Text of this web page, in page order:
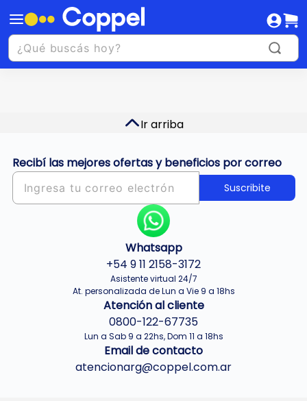
Ir arriba
Recibí las mejores ofertas y beneficios por correo
Suscribite
Whatsapp
+54 9 11 2158-3172
Asistente virtual 24/7
At. personalizada de Lun a Vie 9 a 18hs
Atención al cliente
0800-122-67735
Lun a Sab 9 a 22hs, Dom 11 a 18hs
Email de contacto
atencionarg@coppel.com.ar